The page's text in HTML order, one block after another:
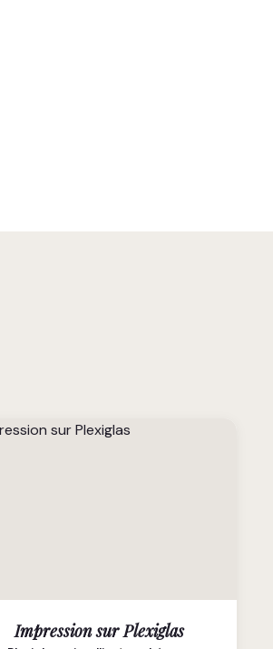
Impression sur Plexiglas